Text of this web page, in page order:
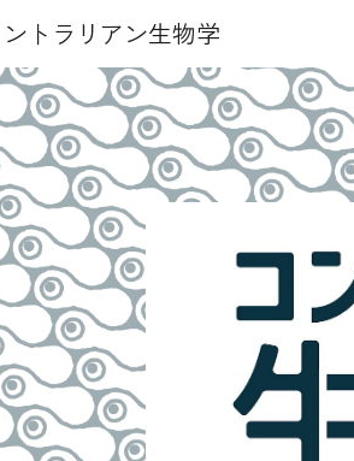
Skip to main content
ントラリアン生物学